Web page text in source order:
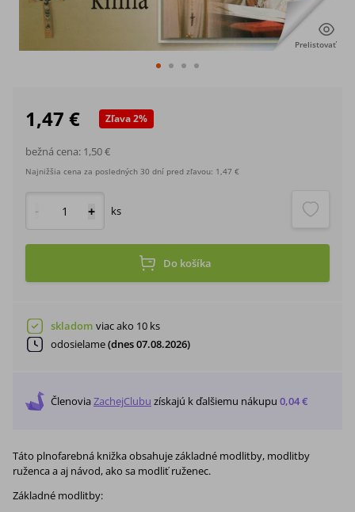
Prelistovať
1,47 € Zľava2%
bežná cena: 1,50 €
Najnižšia cena za posledných 30 dní pred zľavou: 1,47 €
- + ks
Do košíka
skladom viac ako 10 ks
odosielame(dnes 07.08.2026)
ČlenoviaZachejClubu získajú k ďalšiemu nákupu 0,04 €
Táto plnofarebná knižka obsahuje základné modlitby, modlitby
ruženca a aj návod, ako sa modliť ruženec.
Základné modlitby: